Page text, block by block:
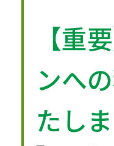
【重
ンへ
たし